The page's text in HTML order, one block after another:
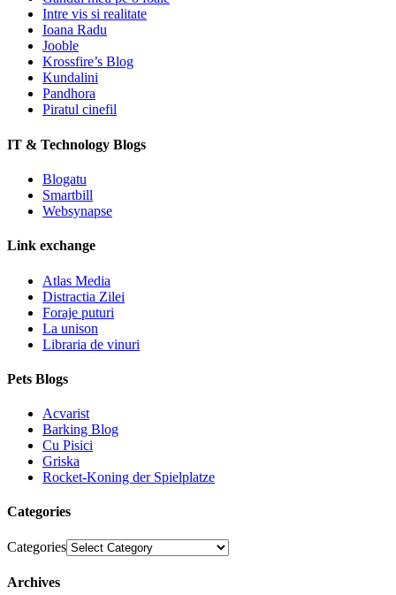
Intre vis si realitate
Ioana Radu
Jooble
Krossfire’s Blog
Kundalini
Pandhora
Piratul cinefil
IT & Technology Blogs
Blogatu
Smartbill
Websynapse
Link exchange
Atlas Media
Distractia Zilei
Foraje puturi
La unison
Libraria de vinuri
Pets Blogs
Acvarist
Barking Blog
Cu Pisici
Griska
Rocket-Koning der Spielplatze
Categories
Categories
Archives